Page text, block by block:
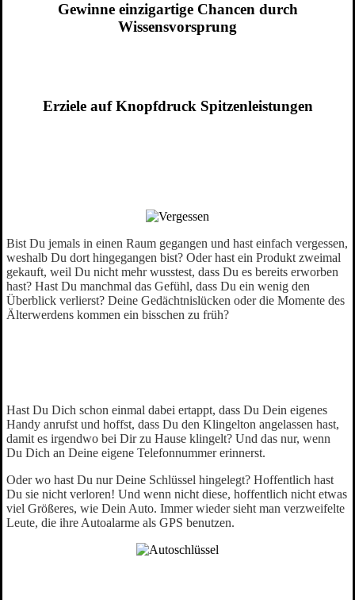
Gewinne einzigartige Chancen durch
Wissensvorsprung
Erziele auf Knopfdruck Spitzenleistungen
Bist Du jemals in einen Raum gegangen und hast einfach vergessen,
weshalb Du dort hingegangen bist? Oder hast ein Produkt zweimal
gekauft, weil Du nicht mehr wusstest, dass Du es bereits erworben
hast? Hast Du manchmal das Gefühl, dass Du ein wenig den
Überblick verlierst? Deine Gedächtnislücken oder die Momente des
Älterwerdens kommen ein bisschen zu früh?
Hast Du Dich schon einmal dabei ertappt, dass Du Dein eigenes
Handy anrufst und hoffst, dass Du den Klingelton angelassen hast,
damit es irgendwo bei Dir zu Hause klingelt? Und das nur, wenn
Du Dich an Deine eigene Telefonnummer erinnerst.
Oder wo hast Du nur Deine Schlüssel hingelegt? Hoffentlich hast
Du sie nicht verloren! Und wenn nicht diese, hoffentlich nicht etwas
viel Größeres, wie Dein Auto. Immer wieder sieht man verzweifelte
Leute, die ihre Autoalarme als GPS benutzen.